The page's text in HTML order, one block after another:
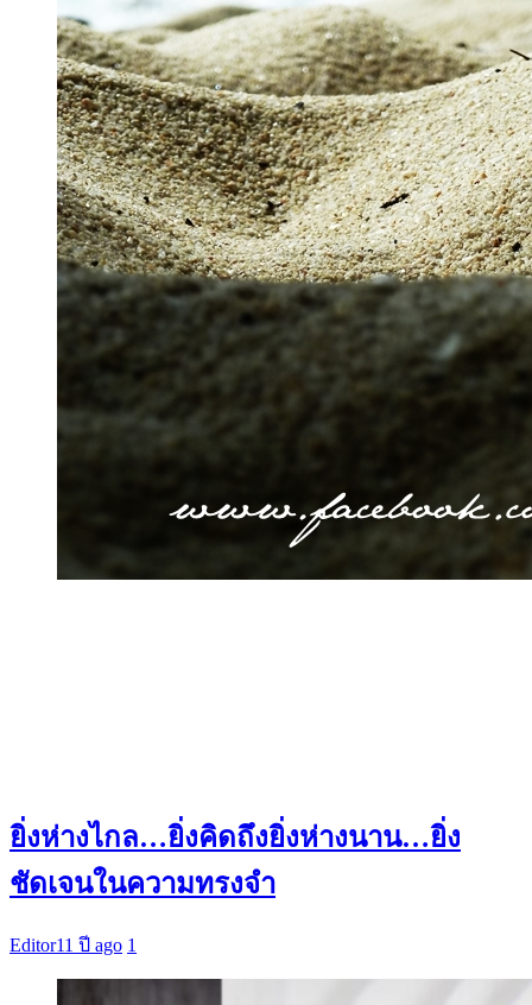
ยิ่งห่างไกล…ยิ่งคิดถึงยิ่งห่างนาน…ยิ่ง
ชัดเจนในความทรงจำ
Editor11 ปี ago 1